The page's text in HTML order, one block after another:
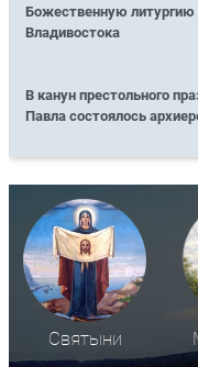
Божественную
Владивостока
В канун престольного
Павла состоялось
Святыни